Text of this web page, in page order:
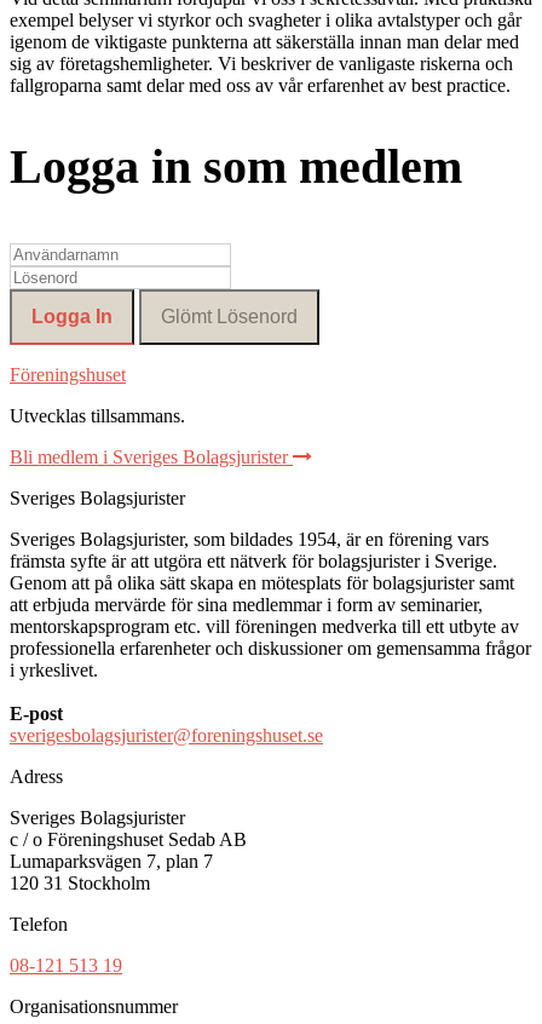
exempel belyser vi styrkor och svagheter i olika avtalstyper och går
igenom de viktigaste punkterna att säkerställa innan man delar med
sig av företagshemligheter. Vi beskriver de vanligaste riskerna och
fallgroparna samt delar med oss av vår erfarenhet av best practice.
Logga in som medlem
Föreningshuset
Utvecklas tillsammans.
Bli medlem i Sveriges Bolagsjurister
Sveriges Bolagsjurister
Sveriges Bolagsjurister, som bildades 1954, är en förening vars
främsta syfte är att utgöra ett nätverk för bolagsjurister i Sverige.
Genom att på olika sätt skapa en mötesplats för bolagsjurister samt
att erbjuda mervärde för sina medlemmar i form av seminarier,
mentorskapsprogram etc. vill föreningen medverka till ett utbyte av
professionella erfarenheter och diskussioner om gemensamma frågor
i yrkeslivet.
E-post
sverigesbolagsjurister@foreningshuset.se
Adress
Sveriges Bolagsjurister
c / o Föreningshuset Sedab AB
Lumaparksvägen 7, plan 7
120 31 Stockholm
Telefon
08-121 513 19
Organisationsnummer